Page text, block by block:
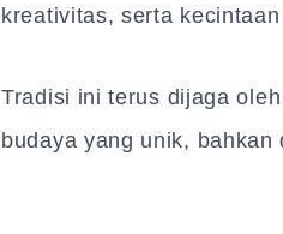
kreativitas, serta
Tradisi ini terus dijaga
budaya yang unik,